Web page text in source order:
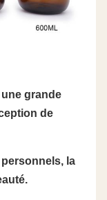
grande
de
la